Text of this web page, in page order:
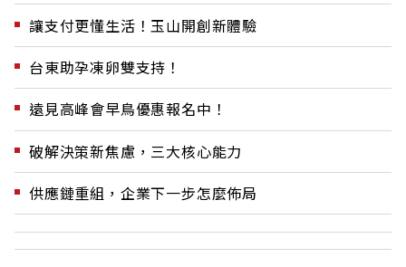
讓支付更懂生活！玉山開創新體驗
台東助孕凍卵雙支持！
遠見高峰會早鳥優惠報名中！
破解決策新焦慮，三大核心能力
供應鏈重組，企業下一步怎麼佈局